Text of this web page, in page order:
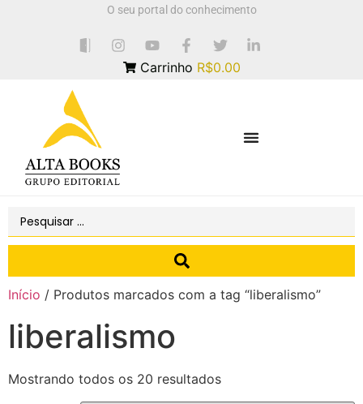
O seu portal do conhecimento
Carrinho R$0.00
Início / Produtos marcados com a tag “liberalismo”
liberalismo
Mostrando todos os 20 resultados